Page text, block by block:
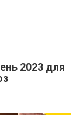
2023 для